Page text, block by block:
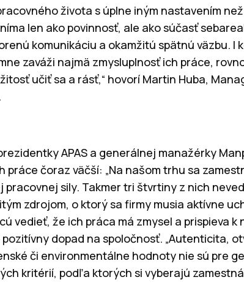
života s úplne iným nastavením
len ako povinnosť, ale ako súčasť
komunikáciu a okamžitú spätnú väzbu. I
zaváži najmä zmysluplnosť ich práce,
učiť sa a rásť,“ hovorí Martin Huba,
APAS a generálnej manažérky
práce čoraz väčší: „Na našom trhu sa
pracovnej sily. Takmer tri štvrtiny z nich
zdrojom, o ktorý sa firmy musia aktívne
vedieť, že ich práca má zmysel a prispieva k
dopad na spoločnosť. „Autenticita,
či environmentálne hodnoty nie sú pre
kritérií, podľa ktorých si vyberajú